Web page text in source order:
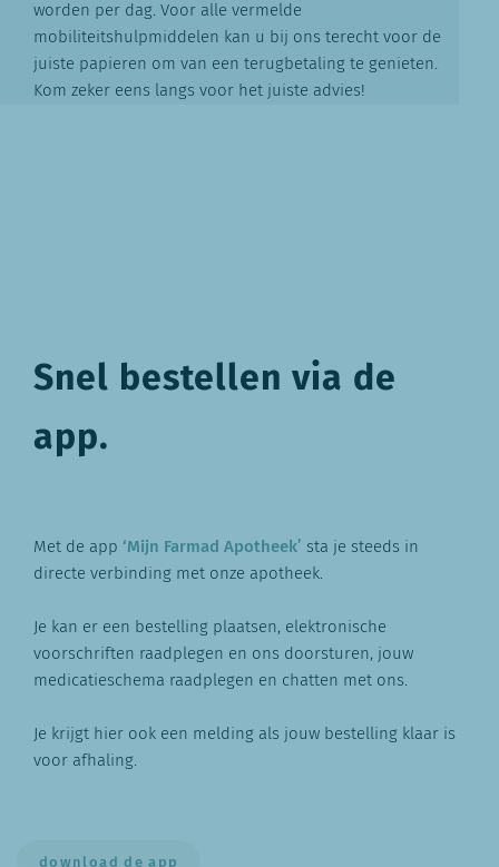
worden per dag. Voor alle vermelde
mobiliteitshulpmiddelen kan u bij ons terecht voor de
juiste papieren om van een terugbetaling te genieten.
Kom zeker eens langs voor het juiste advies!
Snel bestellen via de
app.
Met de app ‘Mijn Farmad Apotheek’ sta je steeds in
directe verbinding met onze apotheek.
Je kan er een bestelling plaatsen, elektronische
voorschriften raadplegen en ons doorsturen, jouw
medicatieschema raadplegen en chatten met ons.
Je krijgt hier ook een melding als jouw bestelling klaar is
voor afhaling.
download de app